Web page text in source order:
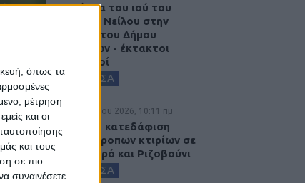
όπως τα
μέτρηση
και οι
και τους
σε πιο
συναινέσετε.
Κρούσμα του ιού του
Δυτικού Νείλου στην
Κυψέλη του Δήμου
Σοφάδων - έκτακτοι
ψεκασμοί
ΚΑΡΔΙΤΣΑ
6 Αυγούστου 2026, 10:11 πμ
Ξεκινά η κατεδάφιση
ετοιμόρροπων κτιρίων σε
Αγναντερό και Ριζοβούνι
ΚΑΡΔΙΤΣΑ